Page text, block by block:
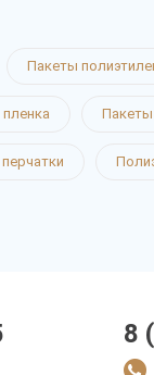
Пакеты
8